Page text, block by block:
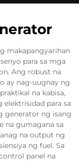
makapangyarihan
para sa mga
Ang robust na
ay nag-uugnay ng
na kabisa,
para sa
generator ng isang
na gumagana sa
na output ng
ng fuel. Sa
panel na